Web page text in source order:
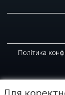
Політика